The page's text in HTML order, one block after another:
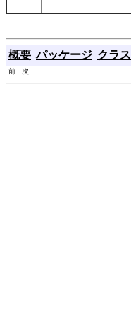
概要 パッケージ クラス
前 次